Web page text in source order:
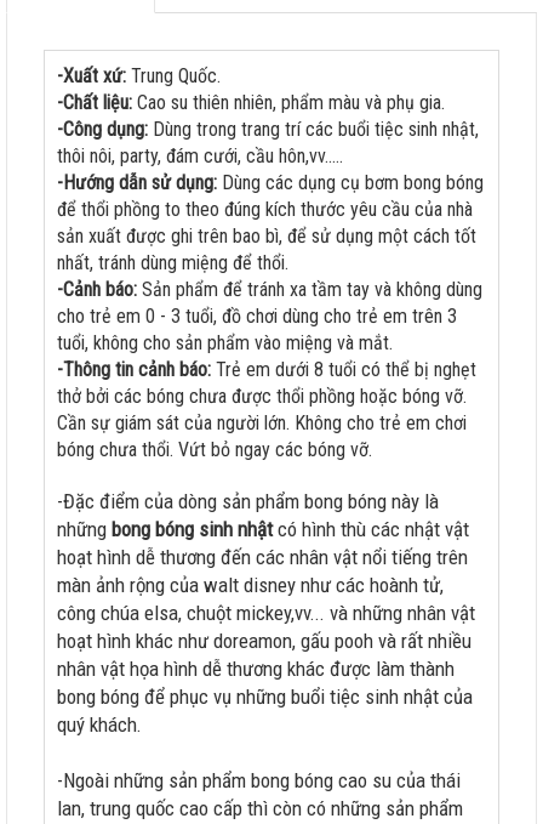
-Xuất xứ: Trung Quốc.
-Chất liệu: Cao su thiên nhiên, phẩm màu và phụ gia.
-Công dụng: Dùng trong trang trí các buổi tiệc sinh nhật,
thôi nôi, party, đám cưới, cầu hôn,vv.....
-Hướng dẫn sử dụng: Dùng các dụng cụ bơm bong bóng
để thổi phồng to theo đúng kích thước yêu cầu của nhà
sản xuất được ghi trên bao bì, để sử dụng một cách tốt
nhất, tránh dùng miệng để thổi.
-Cảnh báo: Sản phẩm để tránh xa tầm tay và không dùng
cho trẻ em 0 - 3 tuổi, đồ chơi dùng cho trẻ em trên 3
tuổi, không cho sản phẩm vào miệng và mắt.
-Thông tin cảnh báo: Trẻ em dưới 8 tuổi có thể bị nghẹt
thở bởi các bóng chưa được thổi phồng hoặc bóng vỡ.
Cần sự giám sát của người lớn. Không cho trẻ em chơi
bóng chưa thổi. Vứt bỏ ngay các bóng vỡ.
-Đặc điểm của dòng sản phẩm bong bóng này là
những bong bóng sinh nhậtcó hình thù các nhật vật
hoạt hình dễ thương đến các nhân vật nổi tiếng trên
màn ảnh rộng của walt disney như các hoành tử,
công chúa elsa, chuột mickey,vv... và những nhân vật
hoạt hình khác như doreamon, gấu pooh và rất nhiều
nhân vật họa hình dễ thương khác được làm thành
bong bóng để phục vụ những buổi tiệc sinh nhật của
quý khách.
-Ngoài những sản phẩm bong bóng cao su của thái
lan, trung quốc cao cấp thì còn có những sản phẩm